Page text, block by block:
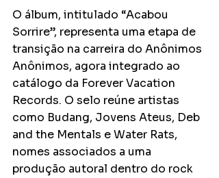
O álbum, intitulado “Acabou
Sorrire”, representa uma etapa de
transição na carreira do Anônimos
Anônimos, agora integrado ao
catálogo da Forever Vacation
Records. O selo reúne artistas
como Budang, Jovens Ateus, Deb
and the Mentals e Water Rats,
nomes associados a uma
produção autoral dentro do rock